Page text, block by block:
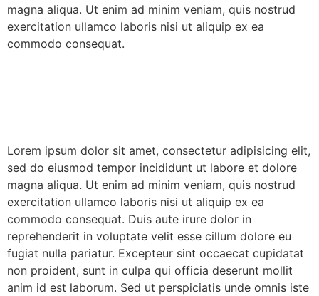
magna aliqua. Ut enim ad minim veniam, quis nostrud
exercitation ullamco laboris nisi ut aliquip ex ea
commodo consequat.
Lorem ipsum dolor sit amet, consectetur adipisicing elit,
sed do eiusmod tempor incididunt ut labore et dolore
magna aliqua. Ut enim ad minim veniam, quis nostrud
exercitation ullamco laboris nisi ut aliquip ex ea
commodo consequat. Duis aute irure dolor in
reprehenderit in voluptate velit esse cillum dolore eu
fugiat nulla pariatur. Excepteur sint occaecat cupidatat
non proident, sunt in culpa qui officia deserunt mollit
anim id est laborum. Sed ut perspiciatis unde omnis iste